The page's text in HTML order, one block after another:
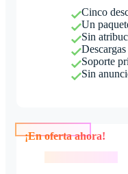
Cinco
Un
Sin
Soporte
Sin